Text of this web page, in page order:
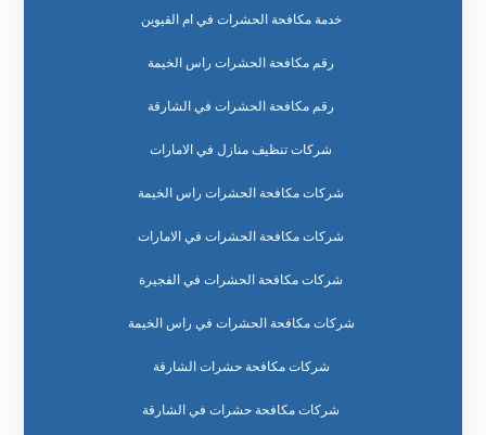
خدمة مكافحة الحشرات في ام القيوين
رقم مكافحة الحشرات راس الخيمة
رقم مكافحة الحشرات في الشارقة
شركات تنظيف منازل في الامارات
شركات مكافحة الحشرات راس الخيمة
شركات مكافحة الحشرات في الامارات
شركات مكافحة الحشرات في الفجيرة
شركات مكافحة الحشرات في راس الخيمة
شركات مكافحة حشرات الشارقة
شركات مكافحة حشرات في الشارقة